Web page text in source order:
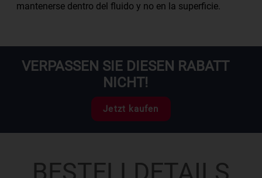
mantenerse dentro del fluido y no en la superficie.
VERPASSEN SIE DIESEN RABATT
NICHT!
Jetzt kaufen
BESTELLDETAILS